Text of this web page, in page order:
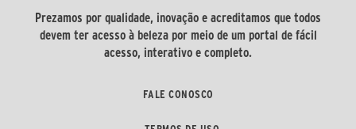
Prezamos por qualidade, inovação e acreditamos que todos
devem ter acesso à beleza por meio de um portal de fácil
acesso, interativo e completo.
FALE CONOSCO